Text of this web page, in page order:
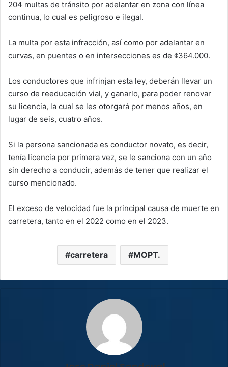
204 multas de tránsito por adelantar en zona con línea
continua, lo cual es peligroso e ilegal.
La multa por esta infracción, así como por adelantar en
curvas, en puentes o en intersecciones es de ¢364.000.
Los conductores que infrinjan esta ley, deberán llevar un
curso de reeducación vial, y ganarlo, para poder renovar
su licencia, la cual se les otorgará por menos años, en
lugar de seis, cuatro años.
Si la persona sancionada es conductor novato, es decir,
tenía licencia por primera vez, se le sanciona con un año
sin derecho a conducir, además de tener que realizar el
curso mencionado.
El exceso de velocidad fue la principal causa de muerte en
carretera, tanto en el 2022 como en el 2023.
carretera MOPT.